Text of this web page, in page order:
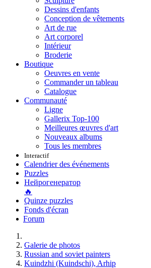
Dessins d'enfants
Conception de vêtements
Art de rue
Art corporel
Intérieur
Broderie
Boutique
Oeuvres en vente
Commander un tableau
Catalogue
Communauté
Ligne
Gallerix Top-100
Meilleures œuvres d'art
Nouveaux albums
Tous les membres
Interactif
Calendrier des événements
Puzzles
Нейрогенератор
🔥
Quinze puzzles
Fonds d'écran
Forum
Galerie de photos
Russian and soviet painters
Kuindzhi (Kuindschi), Arhip